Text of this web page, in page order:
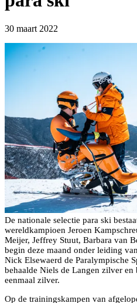
30 maart 2022
De nationale selectie para ski
wereldkampioen Jeroen
Meijer, Jeffrey Stuut, Barbara van
begin deze maand onder leiding
Nick Elsewaerd de Paralympische
behaalde Niels de Langen zilver en
eenmaal zilver.
Op de trainingskampen van